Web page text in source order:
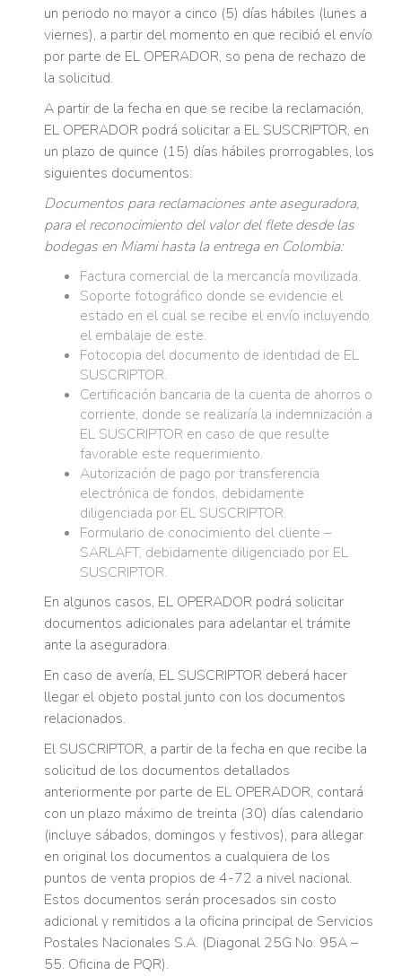
un periodo no mayor a cinco (5) días hábiles (lunes a
viernes), a partir del momento en que recibió el envío
por parte de EL OPERADOR, so pena de rechazo de
la solicitud.
A partir de la fecha en que se recibe la reclamación,
EL OPERADOR podrá solicitar a EL SUSCRIPTOR, en
un plazo de quince (15) días hábiles prorrogables, los
siguientes documentos:
Documentos para reclamaciones ante aseguradora,
para el reconocimiento del valor del flete desde las
bodegas en Miami hasta la entrega en Colombia:
Factura comercial de la mercancía movilizada.
Soporte fotográfico donde se evidencie el
estado en el cual se recibe el envío incluyendo
el embalaje de este.
Fotocopia del documento de identidad de EL
SUSCRIPTOR.
Certificación bancaria de la cuenta de ahorros o
corriente, donde se realizaría la indemnización a
EL SUSCRIPTOR en caso de que resulte
favorable este requerimiento.
Autorización de pago por transferencia
electrónica de fondos, debidamente
diligenciada por EL SUSCRIPTOR.
Formulario de conocimiento del cliente –
SARLAFT, debidamente diligenciado por EL
SUSCRIPTOR.
En algunos casos, EL OPERADOR podrá solicitar
documentos adicionales para adelantar el trámite
ante la aseguradora.
En caso de avería, EL SUSCRIPTOR deberá hacer
llegar el objeto postal junto con los documentos
relacionados.
El SUSCRIPTOR, a partir de la fecha en que recibe la
solicitud de los documentos detallados
anteriormente por parte de EL OPERADOR, contará
con un plazo máximo de treinta (30) días calendario
(incluye sábados, domingos y festivos), para allegar
en original los documentos a cualquiera de los
puntos de venta propios de 4-72 a nivel nacional.
Estos documentos serán procesados sin costo
adicional y remitidos a la oficina principal de Servicios
Postales Nacionales S.A. (Diagonal 25G No. 95A –
55. Oficina de PQR).